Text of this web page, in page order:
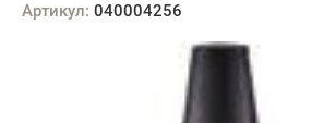
Артикул: 040004256